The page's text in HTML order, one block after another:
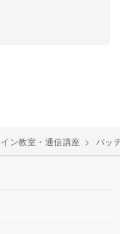
ン教室・通信講座 > パッ